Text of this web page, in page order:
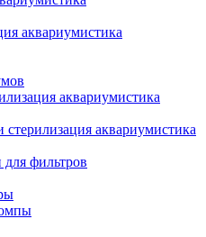
аквариумистика
аквариумистика
стерилизация аквариумистика
фильтров